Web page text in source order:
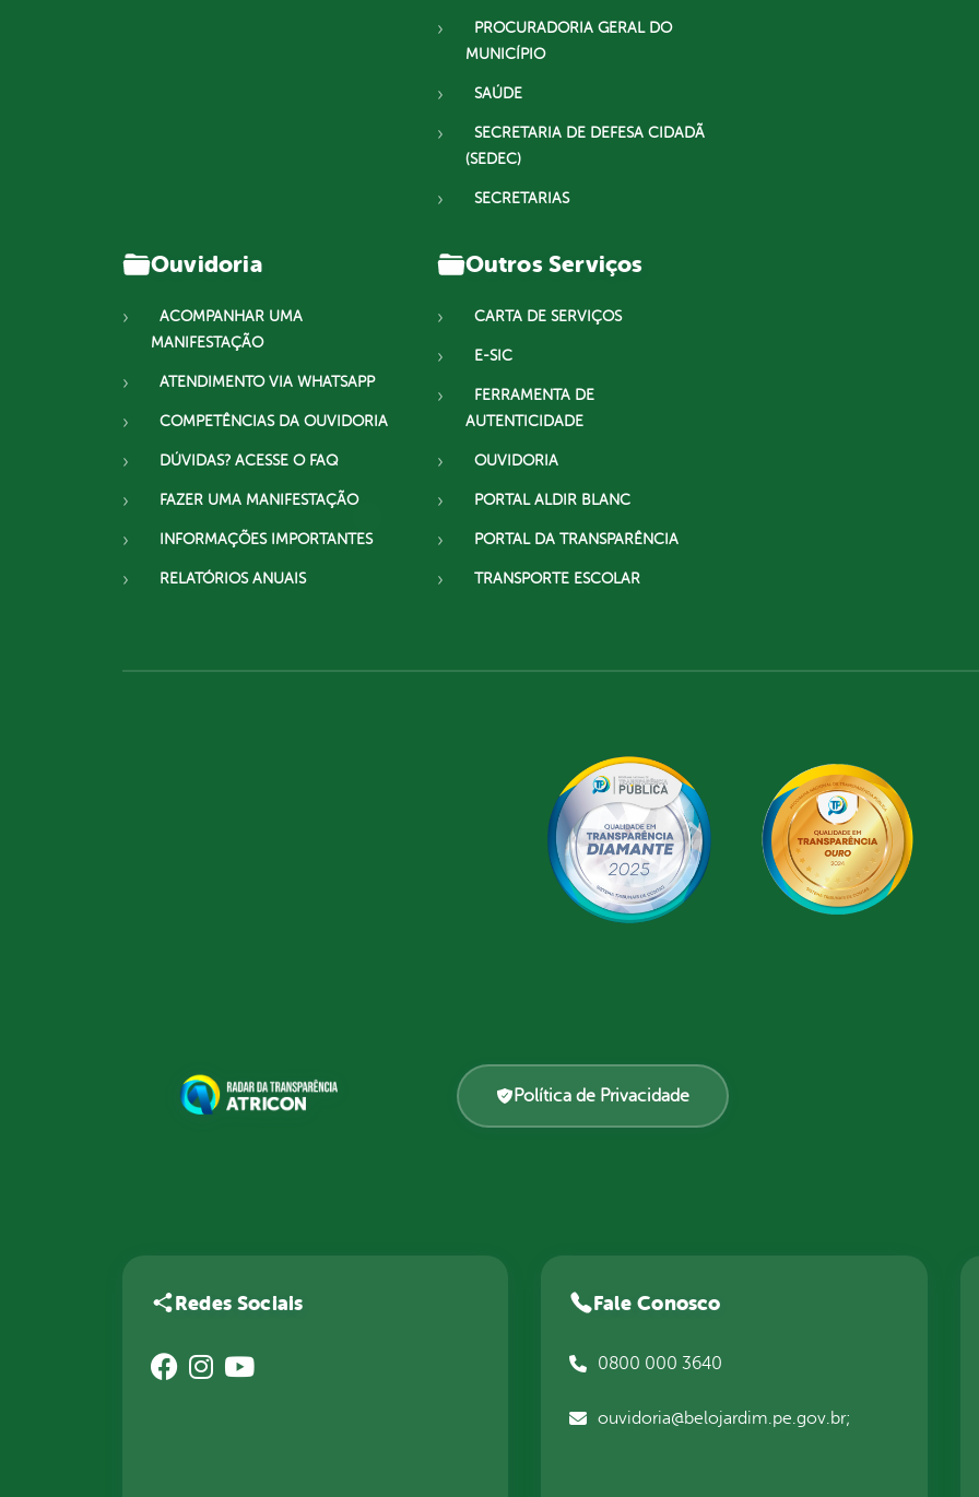
PROCURADORIA GERAL DO
MUNICÍPIO
SAÚDE
SECRETARIA DE DEFESA CIDADÃ
(SEDEC)
SECRETARIAS
Ouvidoria
ACOMPANHAR UMA
MANIFESTAÇÃO
ATENDIMENTO VIA WHATSAPP
COMPETÊNCIAS DA OUVIDORIA
DÚVIDAS? ACESSE O FAQ
FAZER UMA MANIFESTAÇÃO
INFORMAÇÕES IMPORTANTES
RELATÓRIOS ANUAIS
Outros Serviços
CARTA DE SERVIÇOS
E-SIC
FERRAMENTA DE
AUTENTICIDADE
OUVIDORIA
PORTAL ALDIR BLANC
PORTAL DA TRANSPARÊNCIA
TRANSPORTE ESCOLAR
Política de Privacidade
Redes Sociais Fale Conosco
0800 000 3640
ouvidoria@belojardim.pe.gov.br;